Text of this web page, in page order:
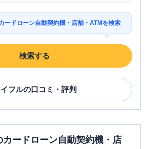
ードローン自動契約機・店舗・ATMを検索
検索する
フルの口コミ・評判
カードローン自動契約機・店